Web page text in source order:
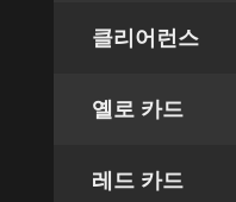
클리어런스
옐로 카드
레드 카드